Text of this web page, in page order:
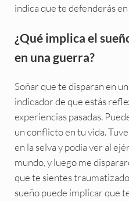
indica que te defenderás
¿Qué implica el
en una guerra?
Soñar que te disparan en
indicador de que estás
experiencias pasadas.
un conflicto en tu vida.
en la selva y podía ver al
mundo, y luego me
que te sientes
sueño puede implicar que